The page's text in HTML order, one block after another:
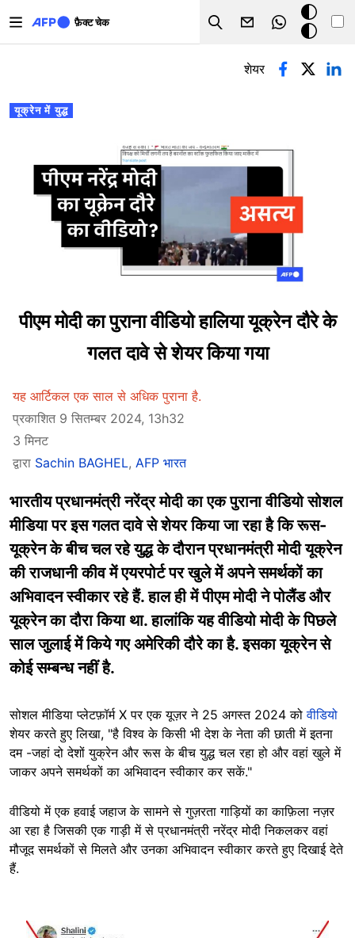
फ़ैक्ट चेक
Search
डार्क
मोड
प्राथमिक टैब्स
यूक्रेन में युद्ध
शेयर
पीएम मोदी का पुराना वीडियो हालिया यूक्रेन दौरे के
गलत दावे से शेयर किया गया
यह आर्टिकल एक साल से अधिक पुराना है.
प्रकाशित 9 सितम्बर 2024, 13h32
3 मिनट
द्वारा Sachin BAGHEL, AFP भारत
भारतीय प्रधानमंत्री नरेंद्र मोदी का एक पुराना वीडियो सोशल
मीडिया पर इस गलत दावे से शेयर किया जा रहा है कि रूस-
यूक्रेन के बीच चल रहे युद्ध के दौरान प्रधानमंत्री मोदी यूक्रेन
की राजधानी कीव में एयरपोर्ट पर खुले में अपने समर्थकों का
अभिवादन स्वीकार रहे हैं. हाल ही में पीएम मोदी ने पोलैंड और
यूक्रेन का दौरा किया था. हालांकि यह वीडियो मोदी के पिछले
साल जुलाई में किये गए अमेरिकी दौरे का है. इसका यूक्रेन से
कोई सम्बन्ध नहीं है.
सोशल मीडिया प्लेटफ़ॉर्म X पर एक यूज़र ने 25 अगस्त 2024 कोवीडियो
शेयर करते हुए लिखा, "है विश्व के किसी भी देश के नेता की छाती में इतना
दम -जहां दो देशों युक्रेन और रूस के बीच युद्ध चल रहा हो और वहां खुले में
जाकर अपने समर्थकों का अभिवादन स्वीकार कर सकें."
वीडियो में एक हवाई जहाज के सामने से गुज़रता गाड़ियों का काफ़िला नज़र
आ रहा है जिसकी एक गाड़ी में से प्रधानमंत्री नरेंद्र मोदी निकलकर वहां
मौजूद समर्थकों से मिलते और उनका अभिवादन स्वीकार करते हुए दिखाई देते
हैं.
Image